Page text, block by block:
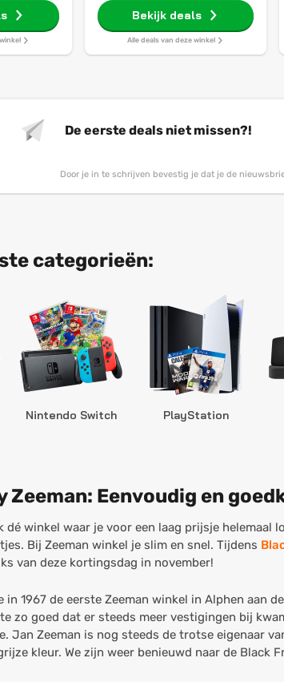
Bekijk deals
Alle deals van deze winkel
De eerste deals niet missen?!
Door je in te schrijven bevestig je dat je de
categorieën:
Nintendo Switch PlayStation
Zeeman: Eenvoudig en
dé winkel waar je voor een laag prijsje
Bij Zeeman winkel je slim en snel. Tijdens
van deze kortingsdag in november!
in 1967 de eerste Zeeman winkel in Alphen aan
zo goed dat er steeds meer vestigingen bij
Jan Zeeman is nog steeds de trotse eigenaar
kleur. We zijn weer benieuwd naar de